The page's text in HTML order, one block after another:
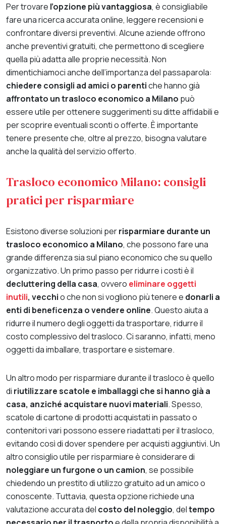
Per trovare l’opzione più vantaggiosa, è consigliabile
fare una ricerca accurata online, leggere recensioni e
confrontare diversi preventivi. Alcune aziende offrono
anche preventivi gratuiti, che permettono di scegliere
quella più adatta alle proprie necessità. Non
dimentichiamoci anche dell’importanza del passaparola:
chiedere consigli ad amici o parentiche hanno già
affrontato un trasloco economico a Milano può
essere utile per ottenere suggerimenti su ditte affidabili e
per scoprire eventuali sconti o offerte. È importante
tenere presente che, oltre al prezzo, bisogna valutare
anche la qualità del servizio offerto.
Trasloco economico Milano: consigli
pratici per risparmiare
Esistono diverse soluzioni perrisparmiare durante un
trasloco economico a Milano, che possono fare una
grande differenza sia sul piano economico che su quello
organizzativo. Un primo passo per ridurre i costi è il
decluttering della casa, ovvero eliminare oggetti
inutili, vecchio che non si vogliono più tenere e donarli a
enti di beneficenza o vendere online. Questo aiuta a
ridurre il numero degli oggetti da trasportare, ridurre il
costo complessivo del trasloco. Ci saranno, infatti, meno
oggetti da imballare, trasportare e sistemare.
Un altro modo per risparmiare durante il trasloco è quello
di riutilizzare scatole e imballaggi che si hanno già a
casa, anziché acquistare nuovi materiali. Spesso,
scatole di cartone di prodotti acquistati in passato o
contenitori vari possono essere riadattati per il trasloco,
evitando così di dover spendere per acquisti aggiuntivi. Un
altro consiglio utile per risparmiare è considerare di
noleggiare un furgone o un camion, se possibile
chiedendo un prestito di utilizzo gratuito ad un amico o
conoscente. Tuttavia, questa opzione richiede una
valutazione accurata del costo del noleggio, deltempo